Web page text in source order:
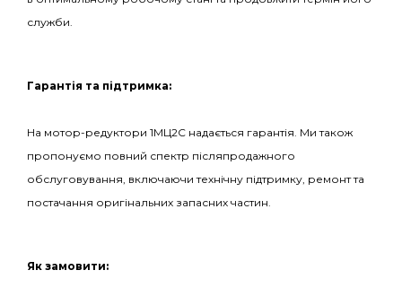
служби.
Гарантія та підтримка:
На мотор-редуктори 1МЦ2С надається гарантія. Ми також
пропонуємо повний спектр післяпродажного
обслуговування, включаючи технічну підтримку, ремонт та
постачання оригінальних запасних частин.
Як замовити: